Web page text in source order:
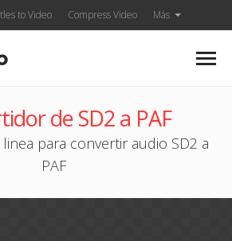
to Video Compress Video Más
de SD2 a PAF
para convertir audio SD2 a
PAF